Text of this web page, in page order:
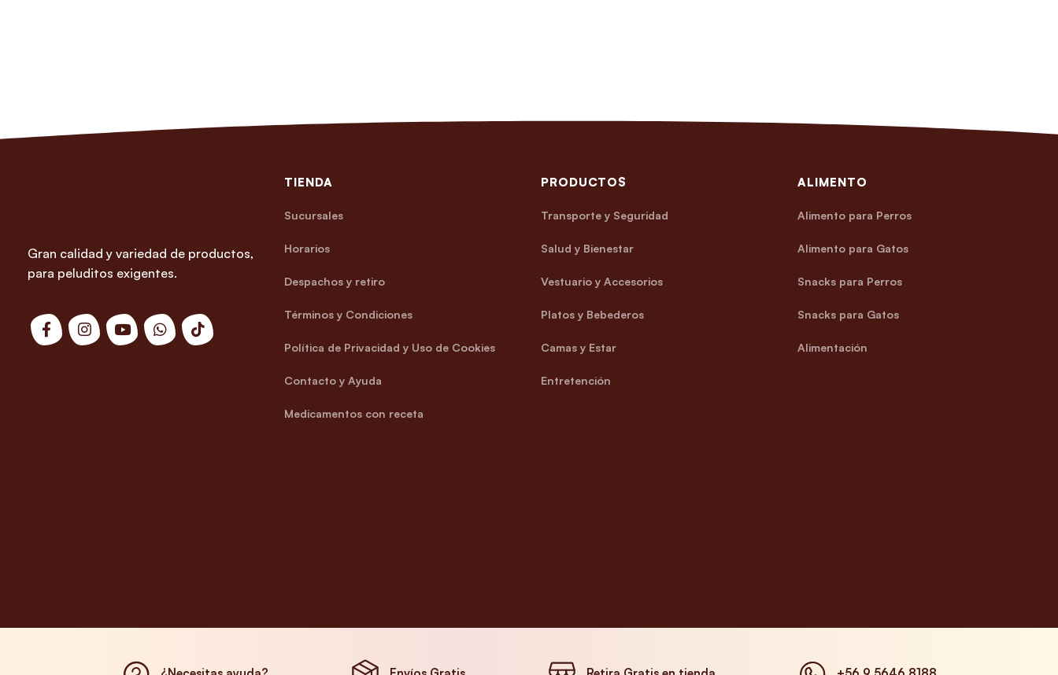
Gran calidad y variedad de productos,
para peluditos exigentes.
TIENDA
Sucursales
Horarios
Despachos y retiro
Términos y Condiciones
Política de Privacidad y Uso de Cookies
Contacto y Ayuda
Medicamentos con receta
PRODUCTOS
Transporte y Seguridad
Salud y Bienestar
Vestuario y Accesorios
Platos y Bebederos
Camas y Estar
Entretención
ALIMENTO
Alimento para Perros
Alimento para Gatos
Snacks para Perros
Snacks para Gatos
Alimentación